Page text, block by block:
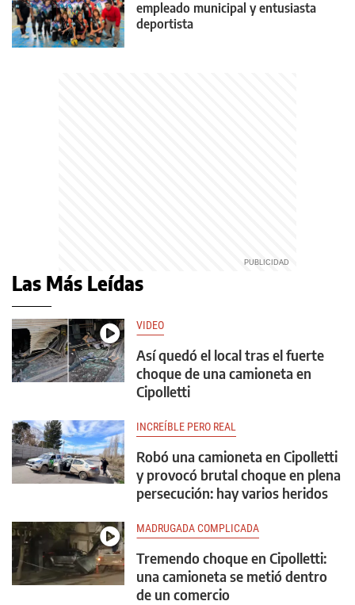
empleado municipal y entusiasta
deportista
Las Más Leídas
VIDEO
Así quedó el local tras el fuerte
choque de una camioneta en
Cipolletti
INCREÍBLE PERO REAL
Robó una camioneta en Cipolletti
y provocó brutal choque en plena
persecución: hay varios heridos
MADRUGADA COMPLICADA
Tremendo choque en Cipolletti:
una camioneta se metió dentro
de un comercio